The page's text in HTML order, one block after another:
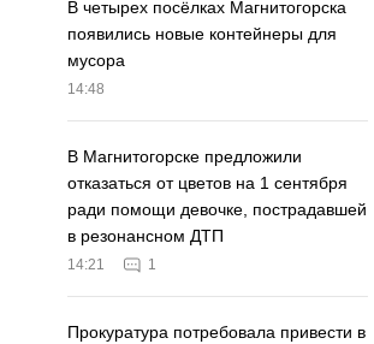
В четырех посёлках Магнитогорска
появились новые контейнеры для
мусора
14:48
В Магнитогорске предложили
отказаться от цветов на 1 сентября
ради помощи девочке, пострадавшей
в резонансном ДТП
14:21 1
Прокуратура потребовала привести в